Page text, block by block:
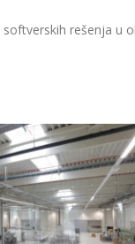
rešenja u